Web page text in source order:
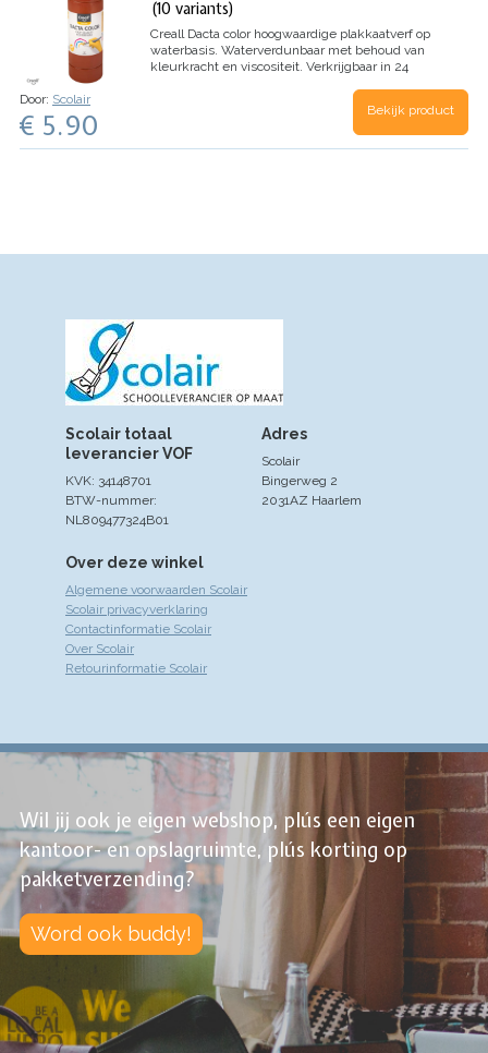
(10 variants)
Creall Dacta color hoogwaardige plakkaatverf op
waterbasis. Waterverdunbaar met behoud van
kleurkracht en viscositeit. Verkrijgbaar in 24
Door: Scolair
€ 5.90 Bekijk product
Over deze winkel
Algemene voorwaarden Scolair
Scolair privacyverklaring
Contactinformatie Scolair
Over Scolair
Retourinformatie Scolair
Adres
Scolair
Bingerweg 2
2031AZ Haarlem
Scolair totaal
leverancier VOF
KVK: 34148701
BTW-nummer:
NL809477324B01
Wil jij ook je eigen webshop, plús een eigen
kantoor- en opslagruimte, plús korting op
pakketverzending?
Word ook buddy!